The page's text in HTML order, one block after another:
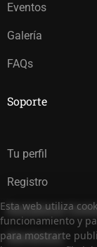
Eventos
Galería
FAQs
Soporte
Tu perfil
Registro
Restablecer
Membresía
Esta web utiliza
funcionamiento y
para mostrarte